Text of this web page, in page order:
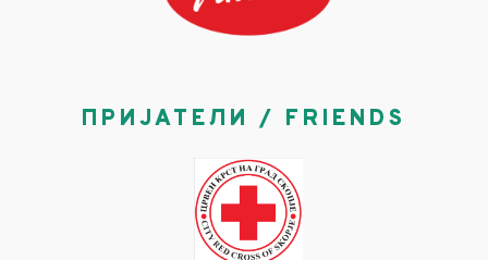
ПРИЈАТЕЛИ / FRIENDS